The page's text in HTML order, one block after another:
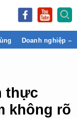
Doanh nghiệp –
thực
không rõ